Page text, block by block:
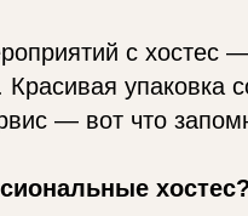
с хостес
Красивая упаковка
— вот что